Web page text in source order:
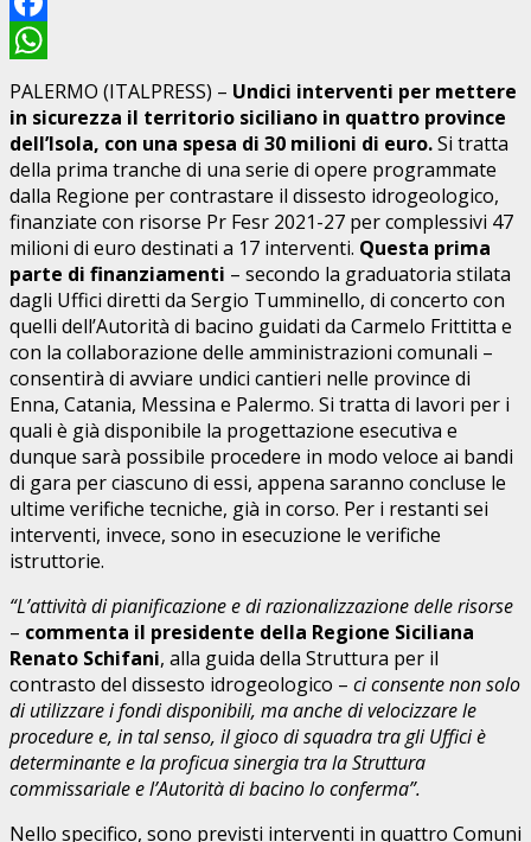
Facebook
WhatsApp
PALERMO (ITALPRESS) – Undici interventi per mettere
in sicurezza il territorio siciliano in quattro province
dell’Isola, con una spesa di 30 milioni di euro.Si tratta
della prima tranche di una serie di opere programmate
dalla Regione per contrastare il dissesto idrogeologico,
finanziate con risorse Pr Fesr 2021-27 per complessivi 47
milioni di euro destinati a 17 interventi. Questa prima
parte di finanziamenti – secondo la graduatoria stilata
dagli Uffici diretti da Sergio Tumminello, di concerto con
quelli dell’Autorità di bacino guidati da Carmelo Frittitta e
con la collaborazione delle amministrazioni comunali –
consentirà di avviare undici cantieri nelle province di
Enna, Catania, Messina e Palermo. Si tratta di lavori per i
quali è già disponibile la progettazione esecutiva e
dunque sarà possibile procedere in modo veloce ai bandi
di gara per ciascuno di essi, appena saranno concluse le
ultime verifiche tecniche, già in corso. Per i restanti sei
interventi, invece, sono in esecuzione le verifiche
istruttorie.
“L’attività di pianificazione e di razionalizzazione delle risorse
– commenta il presidente della Regione Siciliana
Renato Schifani, alla guida della Struttura per il
contrasto del dissesto idrogeologico – ci consente non solo
di utilizzare i fondi disponibili, ma anche di velocizzare le
procedure e, in tal senso, il gioco di squadra tra gli Uffici è
determinante e la proficua sinergia tra la Struttura
commissariale e l’Autorità di bacino lo conferma”.
Nello specifico, sono previsti interventi in quattro Comuni